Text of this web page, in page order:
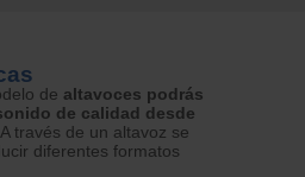
de altavoces podrás
de calidad desde
. A través de un altavoz se
diferentes formatos